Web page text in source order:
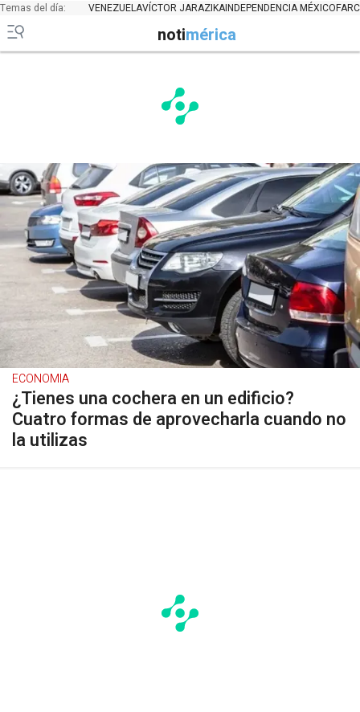
Temas del día: VENEZUELAVÍCTOR JARAZIKAINDEPENDENCIA MÉXICOFARC
notimérica
ECONOMIA
¿Tienes una cochera en un edificio?
Cuatro formas de aprovecharla cuando no
la utilizas